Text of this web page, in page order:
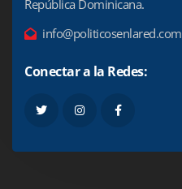
República Dominicana.
info@politicosenlared.com
Conectar a la Redes: